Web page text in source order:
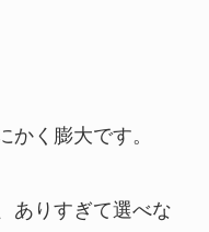
かく膨大です。
ありすぎて選べな